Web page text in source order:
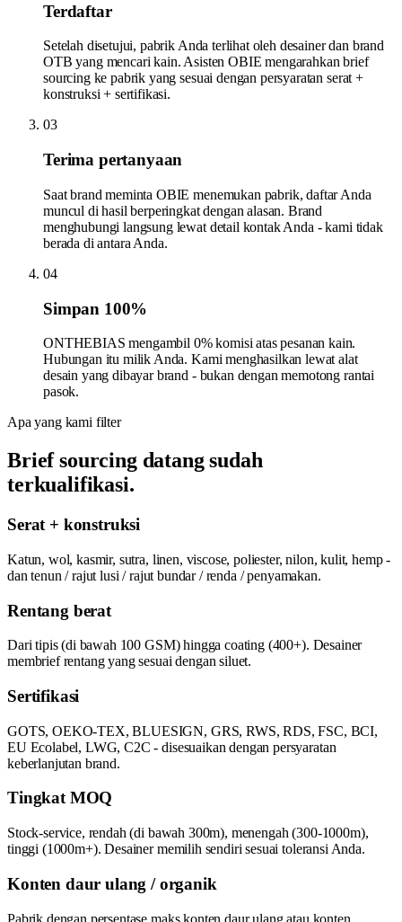
Terdaftar
Setelah disetujui, pabrik Anda terlihat oleh desainer dan brand
OTB yang mencari kain. Asisten OBIE mengarahkan brief
sourcing ke pabrik yang sesuai dengan persyaratan serat +
konstruksi + sertifikasi.
03
Terima pertanyaan
Saat brand meminta OBIE menemukan pabrik, daftar Anda
muncul di hasil berperingkat dengan alasan. Brand
menghubungi langsung lewat detail kontak Anda - kami tidak
berada di antara Anda.
04
Simpan 100%
ONTHEBIAS mengambil 0% komisi atas pesanan kain.
Hubungan itu milik Anda. Kami menghasilkan lewat alat
desain yang dibayar brand - bukan dengan memotong rantai
pasok.
Apa yang kami filter
Brief sourcing datang sudah
terkualifikasi.
Serat + konstruksi
Katun, wol, kasmir, sutra, linen, viscose, poliester, nilon, kulit, hemp -
dan tenun / rajut lusi / rajut bundar / renda / penyamakan.
Rentang berat
Dari tipis (di bawah 100 GSM) hingga coating (400+). Desainer
membrief rentang yang sesuai dengan siluet.
Sertifikasi
GOTS, OEKO-TEX, BLUESIGN, GRS, RWS, RDS, FSC, BCI,
EU Ecolabel, LWG, C2C - disesuaikan dengan persyaratan
keberlanjutan brand.
Tingkat MOQ
Stock-service, rendah (di bawah 300m), menengah (300-1000m),
tinggi (1000m+). Desainer memilih sendiri sesuai toleransi Anda.
Konten daur ulang / organik
Pabrik dengan persentase maks konten daur ulang atau konten